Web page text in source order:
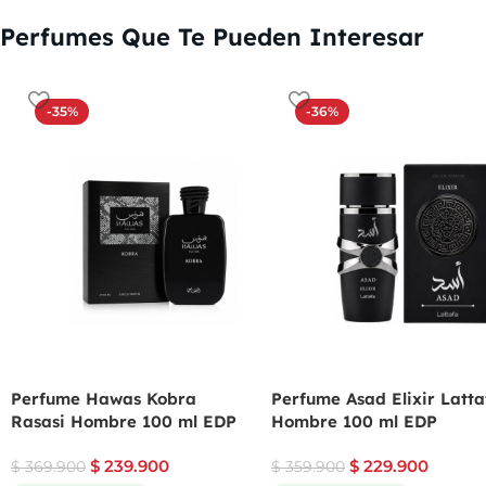
Perfumes Que Te Pueden Interesar
-35%
Perfume Hawas Kobra
Rasasi Hombre 100 ml EDP
$369.900 $ 239.900
-36%
Perfume Asad Elixir
Hombre 100 ml EDP
$359.900 $ 229.900